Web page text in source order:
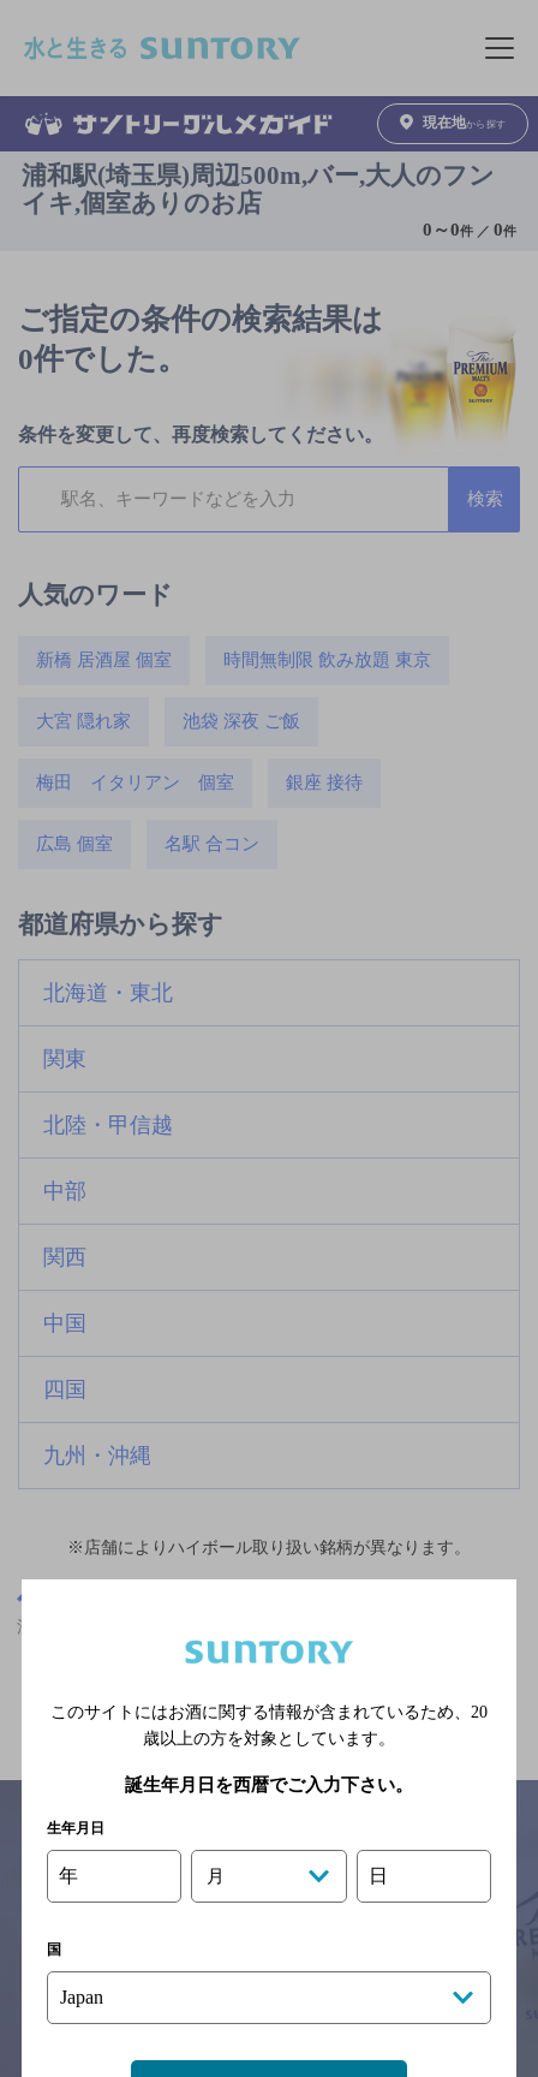
メニュ
現在地から探す
浦和駅(埼玉県)周辺500m,バー,大人のフン
イキ,個室ありのお店
0 ～0件 ／0件
ご指定の条件の検索結果は
0件でした。
条件を変更して、再度検索してください。
人気のワード
新橋 居酒屋 個室 時間無制限 飲み放題 東京
大宮 隠れ家 池袋 深夜 ご飯
梅田 イタリアン 個室 銀座 接待
広島 個室 名駅 合コン
都道府県から探す
北海道・東北
関東
北陸・甲信越
中部
関西
中国
四国
九州・沖縄
※店舗によりハイボール取り扱い銘柄が異なります。
浦和駅(埼玉県)周辺500m,バー,大人のフンイキ,個室ありのお店
関連ページ
サイトマップ ご意見・ご感想 利用規約
念のためお店にご確認の上ご来店くださいますようお願い申し上げま
す。
このサイトにはお酒に関する情報が含まれているため、 20
歳以上の方を対象としています。
誕生年月日を西暦でご入力下さい。
生年月日
年 月 日
国